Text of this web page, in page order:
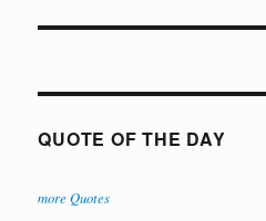
QUOTE OF THE DAY
more Quotes